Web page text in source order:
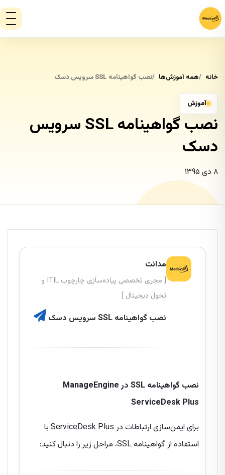
خانه همه آموزش‌ها نصب گواهینامه SSL سرویس دسک
آموزش
نصب گواهینامه SSL سرویس
دسک
۸ دی ۱۳۹۵
مدانت
[ مجری تخصصی پیاده‌سازی چارچوب ITIL و
تحول دیجیتال ]
نصب گواهینامه SSL سرویس دسک
نصب گواهینامه SSL در ManageEngine
ServiceDesk Plus
برای ایمن‌سازی ارتباطات در ServiceDesk Plus با
استفاده از گواهینامه SSL، مراحل زیر را دنبال کنید: